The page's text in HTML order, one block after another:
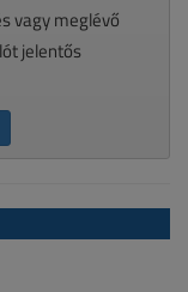
vagy meglévő
jelentős